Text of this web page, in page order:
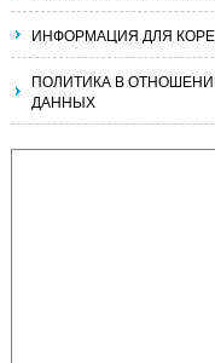
ИНФОРМАЦИЯ ДЛЯ
ПОЛИТИКА В
ДАННЫХ